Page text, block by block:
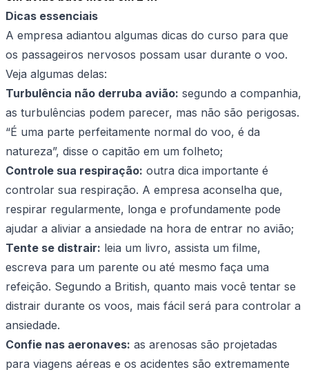
Dicas essenciais
A empresa adiantou algumas dicas do curso para que
os passageiros nervosos possam usar durante o voo.
Veja algumas delas:
Turbulência não derruba avião: segundo a companhia,
as turbulências podem parecer, mas não são perigosas.
“É uma parte perfeitamente normal do voo, é da
natureza”, disse o capitão em um folheto;
Controle sua respiração: outra dica importante é
controlar sua respiração. A empresa aconselha que,
respirar regularmente, longa e profundamente pode
ajudar a aliviar a ansiedade na hora de entrar no avião;
Tente se distrair: leia um livro, assista um filme,
escreva para um parente ou até mesmo faça uma
refeição. Segundo a British, quanto mais você tentar se
distrair durante os voos, mais fácil será para controlar a
ansiedade.
Confie nas aeronaves: as arenosas são projetadas
para viagens aéreas e os acidentes são extremamente